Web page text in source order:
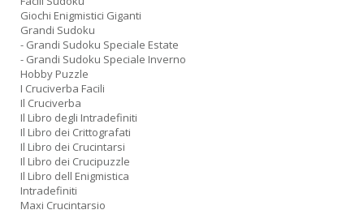
Giochi Enigmistici Giganti
Grandi Sudoku
- Grandi Sudoku Speciale Estate
- Grandi Sudoku Speciale Inverno
Hobby Puzzle
I Cruciverba Facili
Il Cruciverba
Il Libro degli Intradefiniti
Il Libro dei Crittografati
Il Libro dei Crucintarsi
Il Libro dei Crucipuzzle
Il Libro dell Enigmistica
Intradefiniti
Maxi Crucintarsio